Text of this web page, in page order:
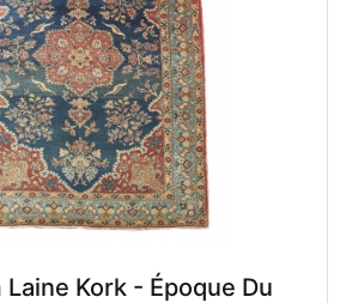
Kork - Époque Du